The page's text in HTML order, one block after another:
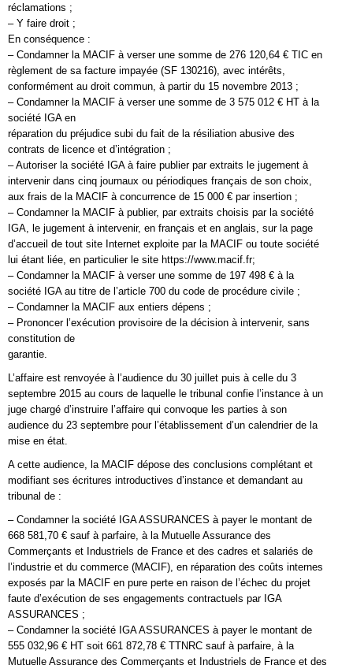
réclamations ;
– Y faire droit ;
En conséquence :
– Condamner la MACIF à verser une somme de 276 120,64 € TIC en
règlement de sa facture impayée (SF 130216), avec intérêts,
conformément au droit commun, à partir du 15 novembre 2013 ;
– Condamner la MACIF à verser une somme de 3 575 012 € HT à la
société IGA en
réparation du préjudice subi du fait de la résiliation abusive des
contrats de licence et d’intégration ;
– Autoriser la société IGA à faire publier par extraits le jugement à
intervenir dans cinq journaux ou périodiques français de son choix,
aux frais de la MACIF à concurrence de 15 000 € par insertion ;
– Condamner la MACIF à publier, par extraits choisis par la société
IGA, le jugement à intervenir, en français et en anglais, sur la page
d’accueil de tout site Internet exploite par la MACIF ou toute société
lui étant liée, en particulier le site https://www.macif.fr;
– Condamner la MACIF à verser une somme de 197 498 € à la
société IGA au titre de l’article 700 du code de procédure civile ;
– Condamner la MACIF aux entiers dépens ;
– Prononcer l’exécution provisoire de la décision à intervenir, sans
constitution de
garantie.
L’affaire est renvoyée à l’audience du 30 juillet puis à celle du 3
septembre 2015 au cours de laquelle le tribunal confie l’instance à un
juge chargé d’instruire l’affaire qui convoque les parties à son
audience du 23 septembre pour l’établissement d’un calendrier de la
mise en état.
A cette audience, la MACIF dépose des conclusions complétant et
modifiant ses écritures introductives d’instance et demandant au
tribunal de :
– Condamner la société IGA ASSURANCES à payer le montant de
668 581,70 € sauf à parfaire, à la Mutuelle Assurance des
Commerçants et Industriels de France et des cadres et salariés de
l’industrie et du commerce (MACIF), en réparation des coûts internes
exposés par la MACIF en pure perte en raison de l’échec du projet
faute d’exécution de ses engagements contractuels par IGA
ASSURANCES ;
– Condamner la société IGA ASSURANCES à payer le montant de
555 032,96 € HT soit 661 872,78 € TTNRC sauf à parfaire, à la
Mutuelle Assurance des Commerçants et Industriels de France et des